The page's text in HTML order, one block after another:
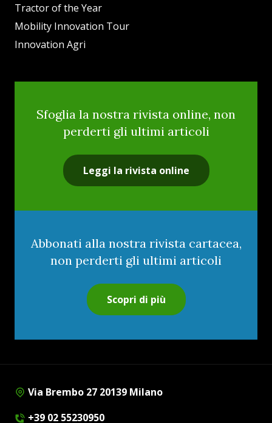
Tractor of the Year
Mobility Innovation Tour
Innovation Agri
Sfoglia la nostra rivista online, non
perderti gli ultimi articoli
Leggi la rivista online
Abbonati alla nostra rivista cartacea,
non perderti gli ultimi articoli
Scopri di più
Via Brembo 27 20139 Milano
+39 02 55230950